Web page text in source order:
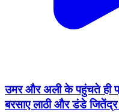
उमर और अली के पहुंचते ही
बरसाए लाठी और डंडे